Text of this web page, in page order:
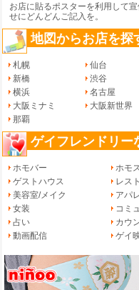
お店に貼るポスターを利用して宣
せにどんどんご記入を。
地図からお店を探
札幌 仙台
新橋
渋谷
横浜
名古屋
大阪ミナミ
大阪新世界
那覇
ゲイフレンドリー
ホモバー ホモ
ゲストハウス
レス
美容室/メイク
アパ
女装
コミ
占い
カウ
動画配信
ゲイ